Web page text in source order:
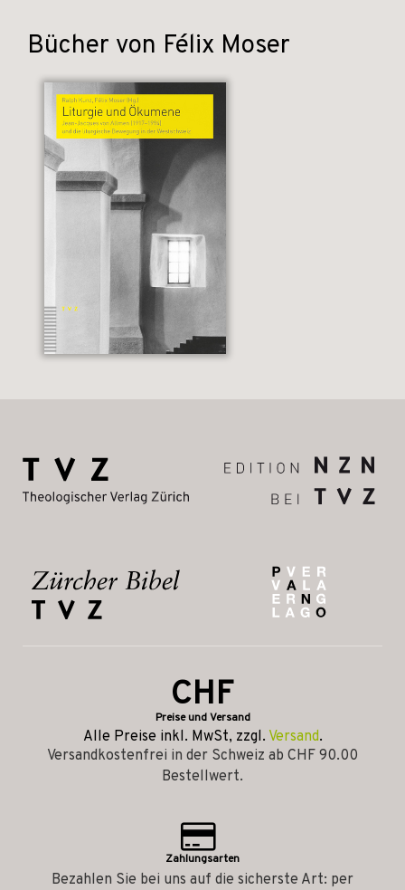
Bücher von Félix Moser
CHF
Preise und Versand
Alle Preise inkl. MwSt, zzgl. Versand.
Versandkostenfrei in der Schweiz ab CHF 90.00
Bestellwert.
Zahlungsarten
Bezahlen Sie bei uns auf die sicherste Art: per